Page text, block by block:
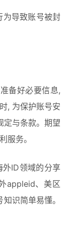
为导致账号被封
备好必要信息,
, 为保护账号安
定与条款。期望
服务。
ID领域的分享
appleid、美区
识简单易懂。